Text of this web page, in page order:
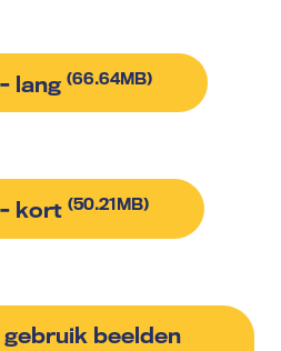
lang (66.64MB)
kort (50.21MB)
beelden